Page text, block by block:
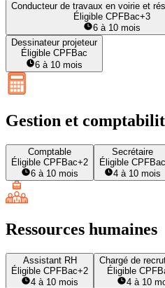
Conducteur de travaux en voirie et
Éligible CPFBac+3
6 à 10 mois
Dessinateur projeteur
Éligible CPFBac
6 à 10 mois
Gestion et
Comptable
Éligible CPFBac+2
6 à 10 mois
Secrétaire
Éligible CPFBac
4 à 10 mois
Ressources humaines
Assistant RH
Éligible CPFBac+2
4 à 10 mois
Chargé de
Éligible CPF
4 à 10